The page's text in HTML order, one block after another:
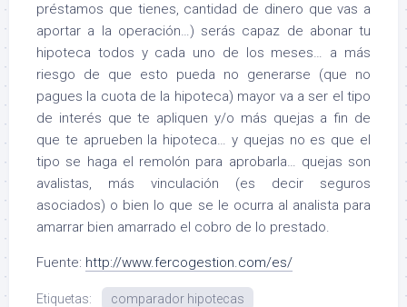
préstamos que tienes, cantidad de dinero que vas a
aportar a la operación…) serás capaz de abonar tu
hipoteca todos y cada uno de los meses… a más
riesgo de que esto pueda no generarse (que no
pagues la cuota de la hipoteca) mayor va a ser el tipo
de interés que te apliquen y/o más quejas a fin de
que te aprueben la hipoteca… y quejas no es que el
tipo se haga el remolón para aprobarla… quejas son
avalistas, más vinculación (es decir seguros
asociados) o bien lo que se le ocurra al analista para
amarrar bien amarrado el cobro de lo prestado.
Fuente: http://www.fercogestion.com/es/
Etiquetas: comparador hipotecas